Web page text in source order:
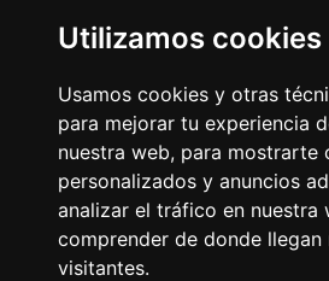
Utilizamos cookies
Usamos cookies y otras
para mejorar tu experiencia
nuestra web, para mostrarte
personalizados y anuncios
analizar el tráfico en nuestra
comprender de donde llegan
visitantes.